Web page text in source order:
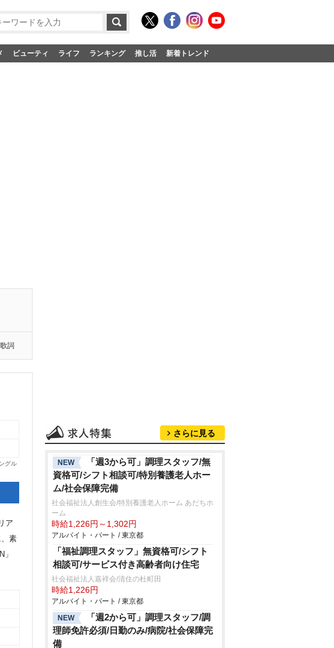
ビューティ ライフ ランキング 推し活 新着トレンド
歌詞
グル
ア
素
さらに見る
NEW
「週3から可」調理スタッフ/無
資格可/シフト相談可/特別養護老人ホー
ム/社会保障完備
社会福祉法人創生会/特別養護老人ホーム あだちホ
ーム
時給1,226円～1,302円
アルバイト・パート / 東京都
「福祉調理スタッフ」無資格可/シフト
相談可/サービス付き高齢者向け住宅
社会福祉法人嘉祥会/清住の杜町田
時給1,226円
アルバイト・パート / 東京都
NEW
「週2から可」調理スタッフ/調
理師免許必須/日勤のみ/病院/社会保障完
備